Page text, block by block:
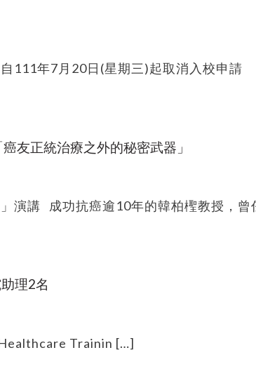
111年7月20日(星期三)起取消入校申請
友正統治療之外的秘密武器」
演講 成功抗癌逾10年的韓柏檉教授，曾
理2名
Trainin […]